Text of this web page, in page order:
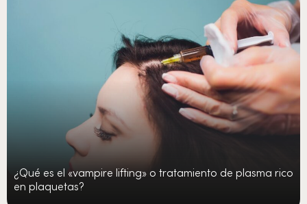
¿Qué es el «vampire lifting» o tratamiento de plasma rico
en plaquetas?